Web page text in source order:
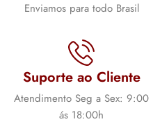
Enviamos para todo Brasil
Suporte ao Cliente
Atendimento Seg a Sex: 9:00
ás 18:00h